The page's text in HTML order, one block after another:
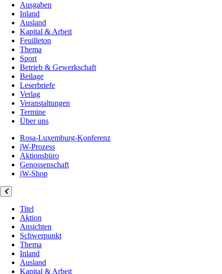
Ausgaben
Inland
Ausland
Kapital & Arbeit
Feuilleton
Thema
Sport
Betrieb & Gewerkschaft
Beilage
Leserbriefe
Verlag
Veranstaltungen
Termine
Über uns
Rosa-Luxemburg-Konferenz
jW-Prozess
Aktionsbüro
Genossenschaft
jW-Shop
Titel
Aktion
Ansichten
Schwerpunkt
Thema
Inland
Ausland
Kapital & Arbeit